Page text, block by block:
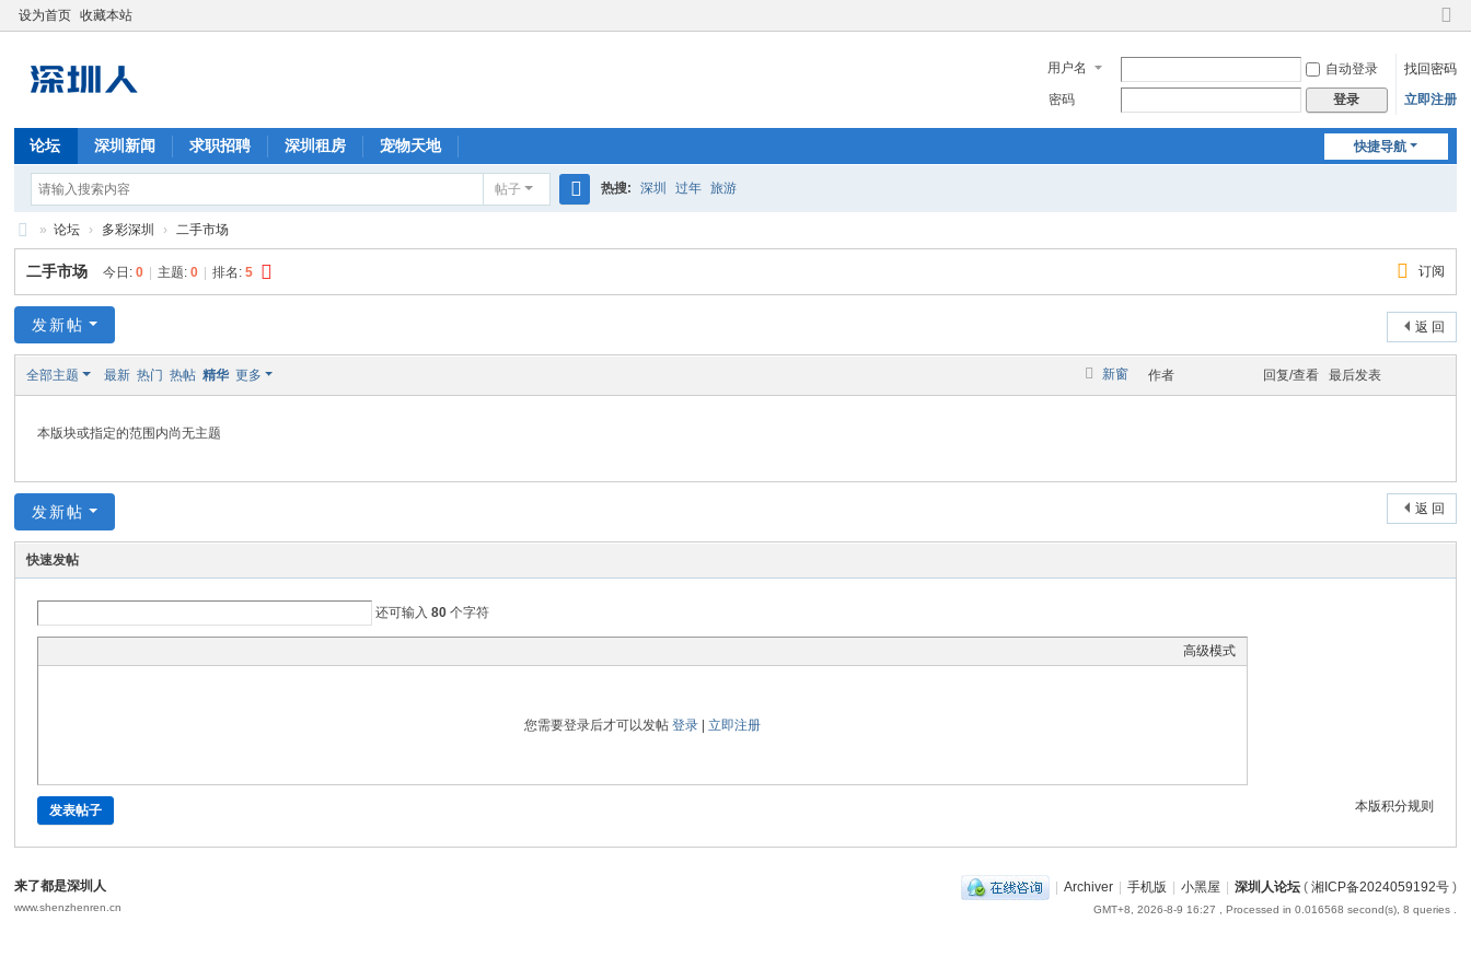
设为首页 收藏本站
切
到
窄
用户名 自动登录
找回密码
密码
登录 立即注册
快捷导航
论坛 深圳新闻 求职招聘 深圳租房 宠物天地
帖子
索
热搜: 深圳 过年 旅游
深
圳
人
» 论坛 › 多彩深圳 › 二手市场
订阅
二手市场 今日:0 主题:0 排名:5
返 回
发新帖
新窗
全部主题 最新 热门 热帖 精华 更多 作者 回复/查看 最后发表
本版块或指定的范围内尚无主题
返 回
发新帖
快速发帖
还可输入80 个字符
高级模式
您需要登录后才可以发帖 登录| 立即注册
本版积分规则
发表帖子
| Archiver | 手机版 | 小黑屋 | 深圳人论坛( 湘ICP备2024059192号)
GMT+8, 2026-8-9 16:27 , Processed in 0.016568 second(s), 8 queries .
来了都是深圳人
www.shenzhenren.cn